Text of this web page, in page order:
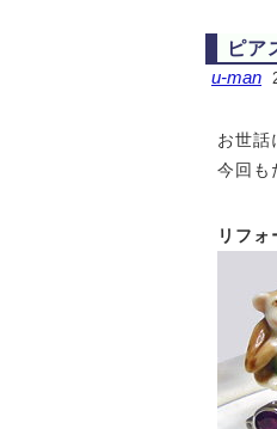
ピア
u-man
お世話
今回も
リフォ